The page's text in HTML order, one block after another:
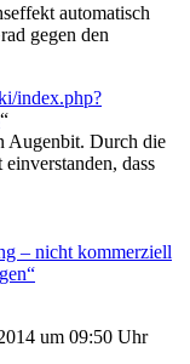
automatisch
gegen den
index.php?
“
Augenbit. Durch die
dass
um 09:50 Uhr